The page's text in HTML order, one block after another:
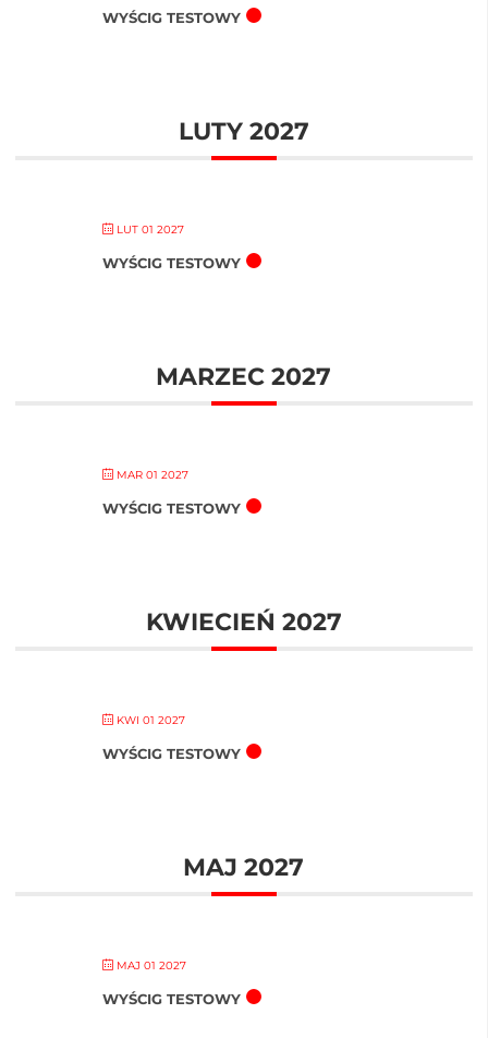
WYŚCIG TESTOWY
LUTY 2027
LUT 01 2027
WYŚCIG TESTOWY
MARZEC 2027
MAR 01 2027
WYŚCIG TESTOWY
KWIECIEŃ 2027
KWI 01 2027
WYŚCIG TESTOWY
MAJ 2027
MAJ 01 2027
WYŚCIG TESTOWY